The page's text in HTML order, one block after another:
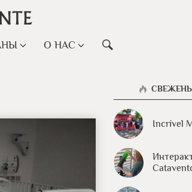
О НАС
Incrível